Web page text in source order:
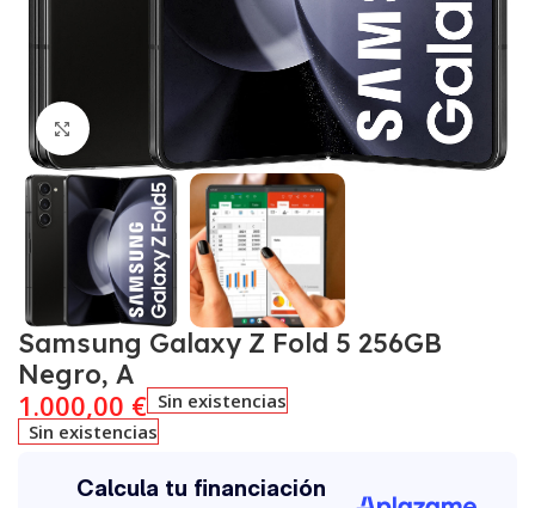
Click to enlarge
Samsung Galaxy Z Fold 5 256GB
Negro, A
1.000,00 € Sin existencias
Sin existencias